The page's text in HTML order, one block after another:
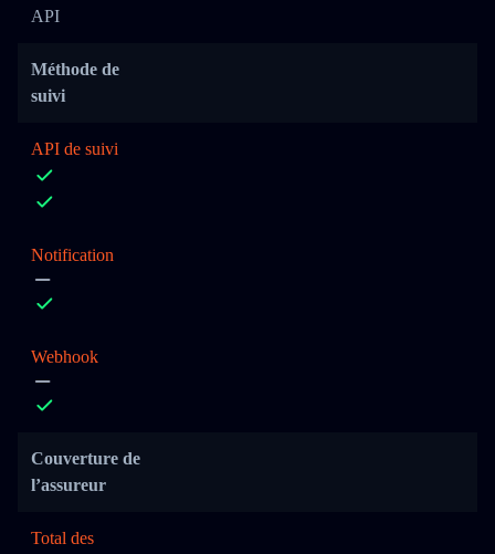
API
Méthode de
suivi
API de suivi
Notification
Webhook
Couverture de
l’assureur
Total des